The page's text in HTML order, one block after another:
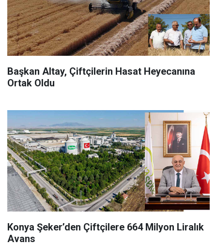
Başkan Altay, Çiftçilerin Hasat Heyecanına
Ortak Oldu
Konya Şeker’den Çiftçilere 664 Milyon Liralık
Avans